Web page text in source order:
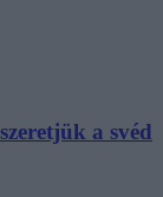
a svéd